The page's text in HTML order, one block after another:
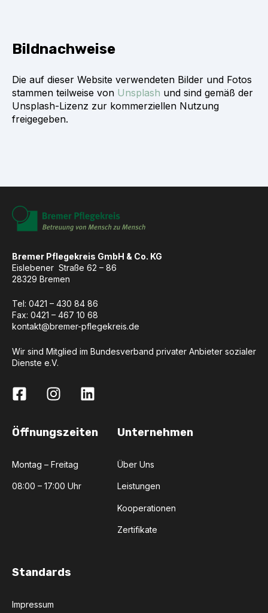
Bildnachweise
Die auf dieser Website verwendeten Bilder und Fotos
stammen teilweise von Unsplash und sind gemäß der
Unsplash-Lizenz zur kommerziellen Nutzung
freigegeben.
Bremer Pflegekreis GmbH & Co. KG
Eislebener Straße 62 – 86
28329 Bremen
Tel: 0421 – 430 84 86
Fax: 0421 – 467 10 68
kontakt@bremer-pflegekreis.de
Wir sind Mitglied im Bundesverband privater Anbieter sozialer
Dienste e.V.
Öffnungszeiten
Montag – Freitag
08:00 – 17:00 Uhr
Unternehmen
Über Uns
Leistungen
Kooperationen
Zertifikate
Standards
Impressum